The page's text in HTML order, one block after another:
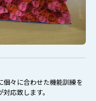
個々に合わせた機能訓練を
応致します。